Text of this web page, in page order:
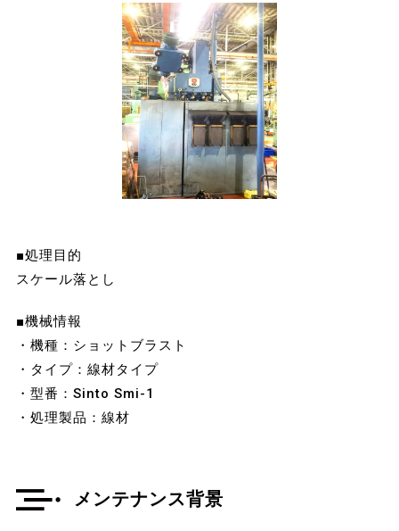
■処理目的
スケール落とし
■機械情報
・機種：ショットブラスト
・タイプ：線材タイプ
・型番：Sinto Smi-1
・処理製品：線材
メンテナンス背景